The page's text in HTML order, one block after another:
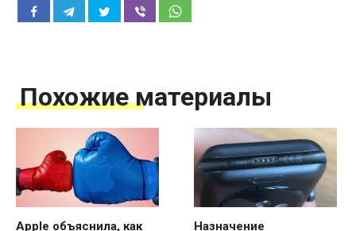
Похожие материалы
Apple объяснила, как
Назначение